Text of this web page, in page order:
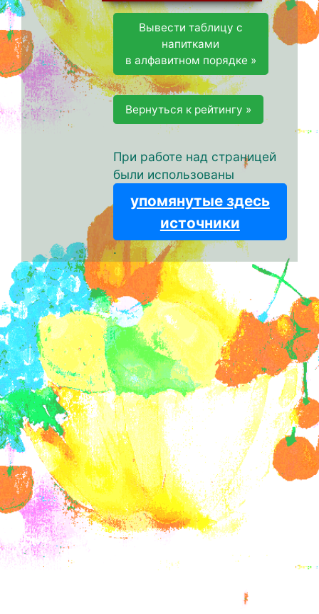
Вывести таблицу с
напитками
в алфавитном порядке »
Вернуться к рейтингу »
При работе над страницей
были использованы
упомянутые здесь
источники
.